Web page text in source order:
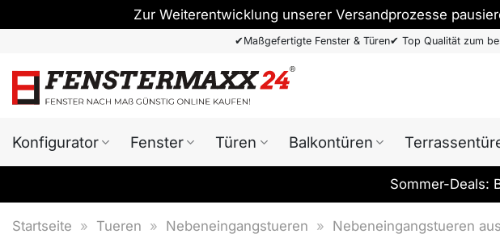
Zur Weiterentwicklung unserer Versandprozesse
springen
✔Maßgefertigte Fenster & Türen✔ Top Qualität zum
Konfigurator Fenster Türen Balkontüren
Sommer-Deals:
Startseite » Tueren » Nebeneingangstueren » Nebeneingangstueren